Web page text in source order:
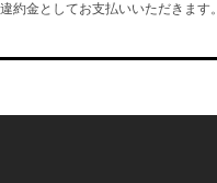
金としてお支払いいただきます。